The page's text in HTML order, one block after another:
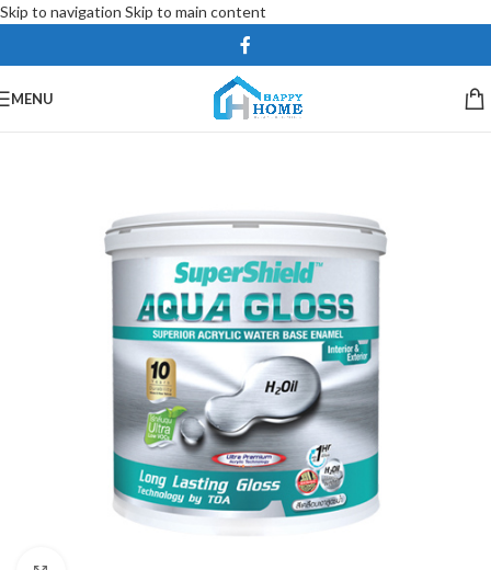
Skip to navigation Skip to main content
MENU